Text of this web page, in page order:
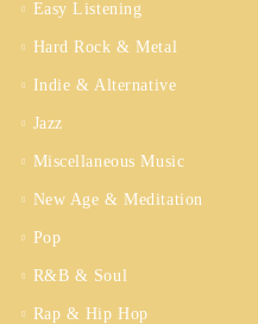
Easy Listening
Hard Rock & Metal
Indie & Alternative
Jazz
Miscellaneous Music
New Age & Meditation
Pop
R&B & Soul
Rap & Hip Hop